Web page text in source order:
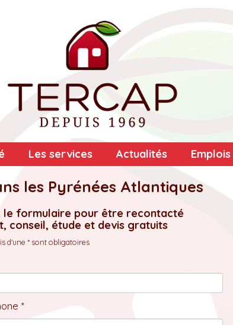
Les services Actualités Emplois
les Pyrénées Atlantiques
le formulaire pour être recontacté
conseil, étude et devis gratuits
d'une * sont obligatoires
*